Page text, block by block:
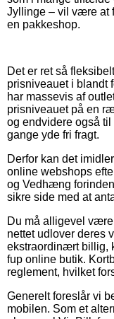
Jyllinge – vil være at
en pakkeshop.
Det er ret så
prisniveauet i blandt
har massevis af
prisniveauet på en
og endvidere også
gange yde fri fragt.
Derfor kan det
online webshops
og Vedhæng
sikre side med at
Du må alligevel
nettet udlover deres
ekstraordinært billig,
fup online butik.
reglement, hvilket
Generelt foreslår vi
mobilen. Som et